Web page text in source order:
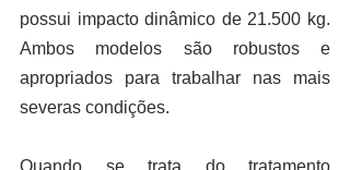
possui impacto dinâmico de 21.500 kg.
Ambos modelos são robustos e
apropriados para trabalhar nas mais
severas condições.
Quando se trata do tratamento